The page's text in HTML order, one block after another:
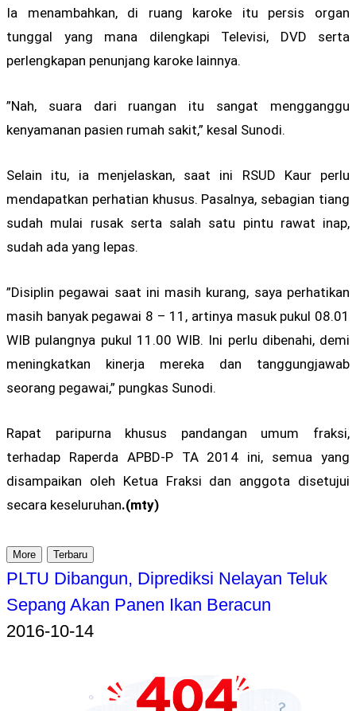
Ia menambahkan, di ruang karoke itu persis organ
tunggal yang mana dilengkapi Televisi, DVD serta
perlengkapan penunjang karoke lainnya.
”Nah, suara dari ruangan itu sangat mengganggu
kenyamanan pasien rumah sakit,” kesal Sunodi.
Selain itu, ia menjelaskan, saat ini RSUD Kaur perlu
mendapatkan perhatian khusus. Pasalnya, sebagian tiang
sudah mulai rusak serta salah satu pintu rawat inap,
sudah ada yang lepas.
”Disiplin pegawai saat ini masih kurang, saya perhatikan
masih banyak pegawai 8 – 11, artinya masuk pukul 08.01
WIB pulangnya pukul 11.00 WIB. Ini perlu dibenahi, demi
meningkatkan kinerja mereka dan tanggungjawab
seorang pegawai,” pungkas Sunodi.
Rapat paripurna khusus pandangan umum fraksi,
terhadap Raperda APBD-P TA 2014 ini, semua yang
disampaikan oleh Ketua Fraksi dan anggota disetujui
secara keseluruhan.(mty)
More Terbaru
PLTU Dibangun, Diprediksi Nelayan Teluk
Sepang Akan Panen Ikan Beracun
2016-10-14